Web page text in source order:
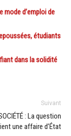
mode d’emploi de
étudiants
dans la solidité
Suivant
: La question
une affaire d’État